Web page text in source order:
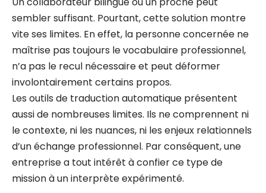
sembler suffisant. Pourtant, cette solution montre
vite ses limites. En effet, la personne concernée ne
maîtrise pas toujours le vocabulaire professionnel,
n’a pas le recul nécessaire et peut déformer
involontairement certains propos.
Les outils de traduction automatique présentent
aussi de nombreuses limites. Ils ne comprennent ni
le contexte, ni les nuances, ni les enjeux relationnels
d’un échange professionnel. Par conséquent, une
entreprise a tout intérêt à confier ce type de
mission à un interprète expérimenté.